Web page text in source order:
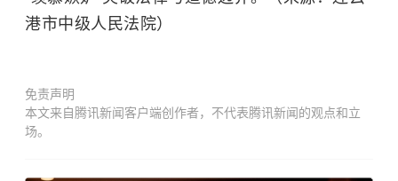
港市中级人民法院）
免责声明
本文来自腾讯新闻客户端创作者，不代表腾讯新闻的观点和立
场。